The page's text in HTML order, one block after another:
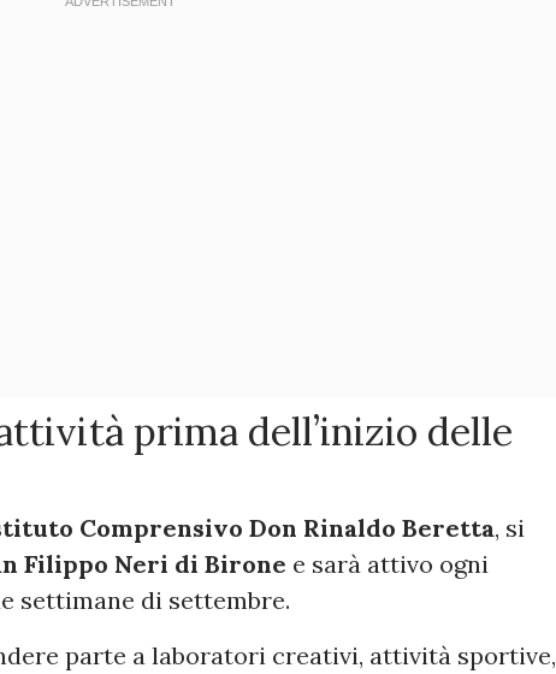
prima dell’inizio delle
Comprensivo Don Rinaldo Beretta, si
Filippo Neri di Birone e sarà attivo ogni
settimane di settembre.
parte a laboratori creativi, attività sportive,